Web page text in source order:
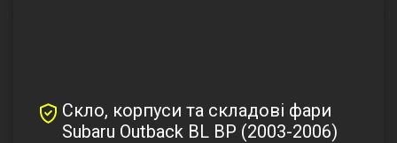
Скло, корпуси та складові фари
Subaru Outback BL BP (2003-2006)